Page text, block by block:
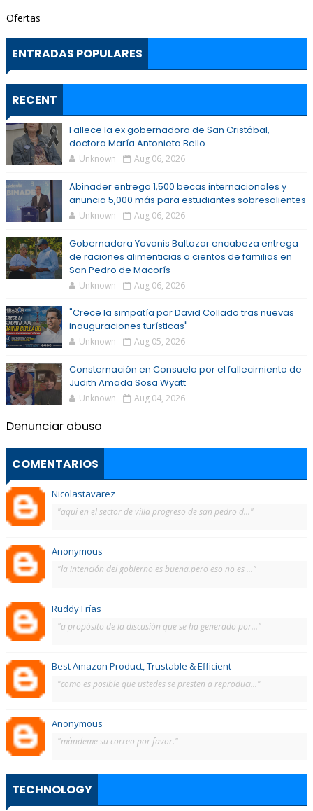
Ofertas
ENTRADAS POPULARES
RECENT
Fallece la ex gobernadora de San Cristóbal,
doctora María Antonieta Bello
Unknown Aug 06, 2026
Abinader entrega 1,500 becas internacionales y
anuncia 5,000 más para estudiantes sobresalientes
Unknown Aug 06, 2026
Gobernadora Yovanis Baltazar encabeza entrega
de raciones alimenticias a cientos de familias en
San Pedro de Macorís
Unknown Aug 06, 2026
"Crece la simpatía por David Collado tras nuevas
inauguraciones turísticas"
Unknown Aug 05, 2026
Consternación en Consuelo por el fallecimiento de
Judith Amada Sosa Wyatt
Unknown Aug 04, 2026
Denunciar abuso
COMENTARIOS
Nicolastavarez
"aquí en el sector de villa progreso de san pedro d..."
Anonymous
"la intención del gobierno es buena.pero eso no es ..."
Ruddy Frías
"a propósito de la discusión que se ha generado por..."
Best Amazon Product, Trustable & Efficient
"como es posible que ustedes se presten a reproduci..."
Anonymous
"màndeme su correo por favor."
TECHNOLOGY